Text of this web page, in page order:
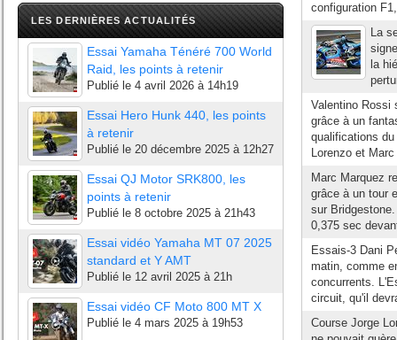
LES DERNIÈRES ACTUALITÉS
Essai Yamaha Ténéré 700 World
Raid, les points à retenir
Publié le 4 avril 2026 à 14h19
Essai Hero Hunk 440, les points
à retenir
Publié le 20 décembre 2025 à 12h27
Essai QJ Motor SRK800, les
points à retenir
Publié le 8 octobre 2025 à 21h43
Essai vidéo Yamaha MT 07 2025
standard et Y AMT
Publié le 12 avril 2025 à 21h
Essai vidéo CF Moto 800 MT X
Publié le 4 mars 2025 à 19h53
configuration
La
la
Valentino Rossi
grâce à un
qualifications
Lorenzo et
Marc Marquez
grâce à un tour
sur
0,375 sec
Essais-3 Dani
matin, comme
concurrents.
circuit, qu'il
Course Jorge